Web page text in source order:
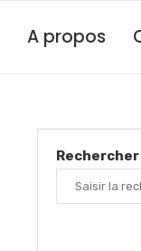
A propos
Rechercher